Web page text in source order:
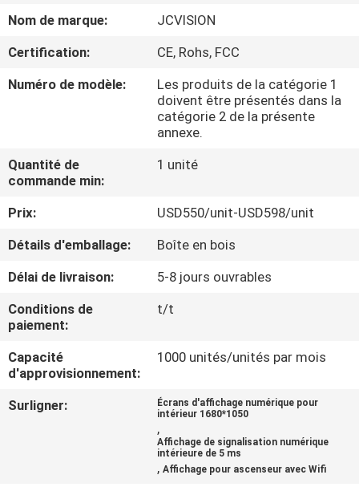
À
PROPOS
NOUS
DE
L'USINE
CONTRÔLE
DE
LA
QUALITÉ
NOUS
CONTACTER
Nom de marque:
JCVISION
Certification:
CE, Rohs, FCC
Numéro de modèle:
Les produits de la catégorie 1
doivent être présentés dans la
catégorie 2 de la présente
annexe.
Quantité de
commande min:
1 unité
Prix:
USD550/unit-USD598/unit
Détails d'emballage:
Boîte en bois
Délai de livraison:
5-8 jours ouvrables
Conditions de
paiement:
t/t
Capacité
d'approvisionnement:
1000 unités/unités par mois
Surligner:
Écrans d'affichage numérique pour
intérieur 1680*1050
,
Affichage de signalisation numérique
intérieure de 5 ms
,Affichage pour ascenseur avec Wifi